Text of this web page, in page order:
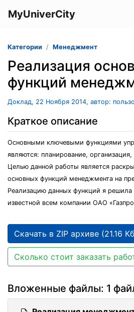
MyUniverCity
Категории Менеджмент
Реализация
функций
Доклад, 22 Ноября 2014, автор:
Краткое описание
Основными ключевыми функциями
являются: планирование,
Целью данной работы является
основных функций менеджмента на
Реализацию данных функций я
известной всем компании ОАО
Скачать в ZIP архиве (21.16
Сколько стоит заказать
Вложенные файлы: 1